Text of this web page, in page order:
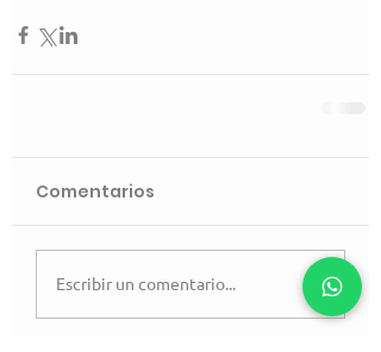
Comentarios
Escribir un comentario...